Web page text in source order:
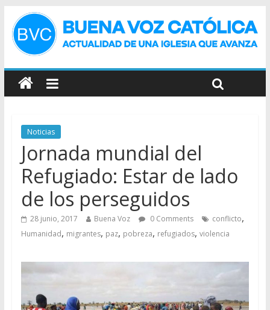
Noticias
Jornada mundial del
Refugiado: Estar de lado
de los perseguidos
28 junio, 2017 Buena Voz 0 Comments conflicto,
Humanidad, migrantes, paz, pobreza, refugiados, violencia